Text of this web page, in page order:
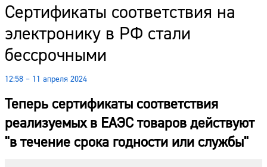
Сертификаты соответствия на
электронику в РФ стали
бессрочными
12:58 – 11 апреля 2024
Теперь сертификаты соответствия
реализуемых в ЕАЭС товаров действуют
"в течение срока годности или службы"
Наши гости
Фоторепортажи
Погода
Курсы валют